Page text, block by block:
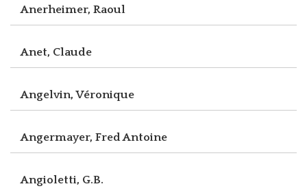
Anerheimer, Raoul
Anet, Claude
Angelvin, Véronique
Angermayer, Fred Antoine
Angioletti, G.B.